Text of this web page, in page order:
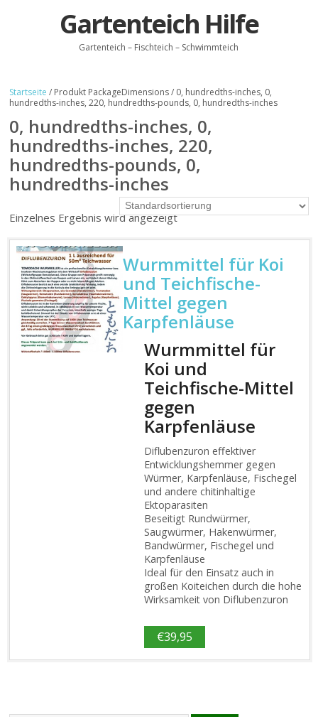
Gartenteich Hilfe
Gartenteich – Fischteich – Schwimmteich
Startseite / Produkt PackageDimensions / 0, hundredths-inches, 0,
hundredths-inches, 220, hundredths-pounds, 0, hundredths-inches
0, hundredths-inches, 0,
hundredths-inches, 220,
hundredths-pounds, 0,
hundredths-inches
Einzelnes Ergebnis wird angezeigt
Wurmmittel für Koi
und Teichfische-
Mittel gegen
Karpfenläuse
Wurmmittel für
Koi und
Teichfische-Mittel
gegen
Karpfenläuse
Diflubenzuron effektiver
Entwicklungshemmer gegen
Würmer, Karpfenläuse, Fischegel
und andere chitinhaltige
Ektoparasiten
Beseitigt Rundwürmer,
Saugwürmer, Hakenwürmer,
Bandwürmer, Fischegel und
Karpfenläuse
Ideal für den Einsatz auch in
großen Koiteichen durch die hohe
Wirksamkeit von Diflubenzuron
€39,95